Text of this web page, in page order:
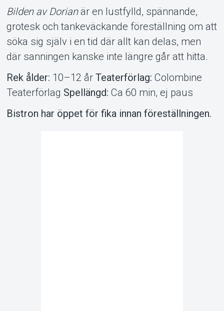
Bilden av Dorianär en lustfylld, spännande,
grotesk och tankeväckande föreställning om att
söka sig själv i en tid där allt kan delas, men
där sanningen kanske inte längre går att hitta.
Rek ålder: 10–12 år Teaterförlag: Colombine
Teaterförlag Spellängd: Ca 60 min, ej paus
Bistron har öppet för fika innan föreställningen.